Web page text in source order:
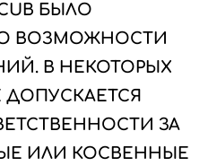
БЫЛО
ВОЗМОЖНОСТИ
В НЕКОТОРЫХ
ЗА
ИЛИ КОСВЕННЫЕ